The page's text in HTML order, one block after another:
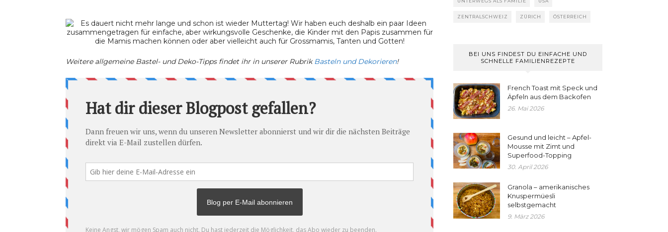
Weitere allgemeine Bastel- und Deko-Tipps findet ihr in unserer RubrikBasteln und Dekorieren!
ZENTRALSCHWEIZ ZÜRICH ÖSTERREICH
BEI UNS FINDEST DU EINFACHE UND
SCHNELLE FAMILIENREZEPTE
French Toast mit Speck und
Äpfeln aus dem Backofen
26. Mai 2026
Gesund und leicht – Apfel-
Mousse mit Zimt und
Superfood-Topping
30. April 2026
Granola – amerikanisches
Knuspermüesli
selbstgemacht
9. März 2026